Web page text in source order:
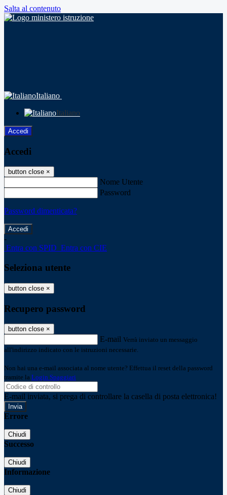
Salta al contenuto
Italiano
Italiano
Accedi
Accedi
button close ×
Nome Utente
Password
Password dimenticata?
-
Entra con SPID Entra con CIE
Seleziona utente
button close ×
Recupero password
button close ×
E-mail Verrà inviato un messaggio
all'indirizzo indicato con le istruzioni necessarie.
Non hai una e-mail associata al nome utente? Effettua il reset della password
tramite la Login Spaggiari
E-mail inviata, si prega di controllare la casella di posta elettronica!
Errore
Chiudi
Successo
Chiudi
Informazione
Chiudi